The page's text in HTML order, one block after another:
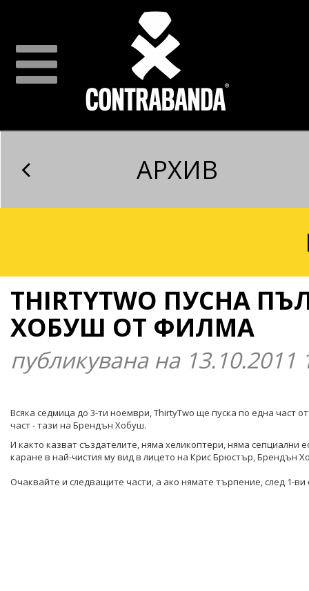
АРХИВ
THIRTYTWO ПУСНА
ХОБУШ ОТ ФИЛМА
публикувана на
Всяка седмица до 3-ти ноември, ThirtyTwo ще пуска по една
част - тази на Брендън Хобуш.
И както казват създателите, няма хеликоптери, няма сепциални
каране в най-чистия му вид в лицето на Крис Брюстър, Брендън
Очаквайте и следващите части, а ако нямате търпение, след 1-